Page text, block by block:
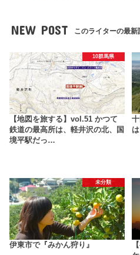
NEW POST このライターの最新
10群馬県
【地図を旅する】vol.51 かつて
鉄道の最高所は、軽井沢の北、国
境平駅だっ…
未分類
伊東市で『みかん狩り』